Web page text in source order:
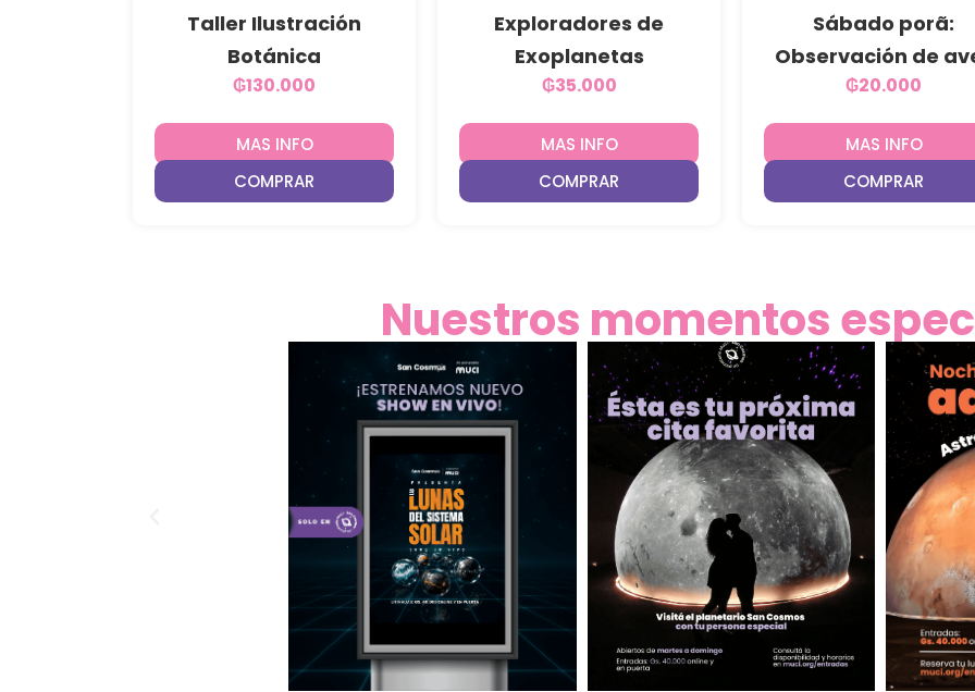
Taller Ilustración
Botánica
₲130.000
MAS INFO
COMPRAR
Exploradores de
Exoplanetas
₲35.000
MAS INFO
COMPRAR
Sábado porã:
Observación de
₲20.000
MAS INFO
COMPRAR
Nuestros momentos